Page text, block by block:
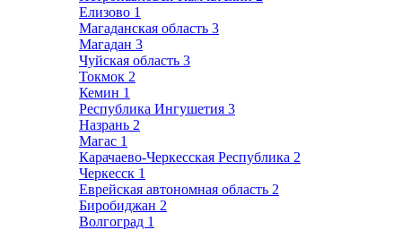
Елизово 1
Магаданская область 3
Магадан 3
Чуйская область 3
Токмок 2
Кемин 1
Республика Ингушетия 3
Назрань 2
Магас 1
Карачаево-Черкесская Республика 2
Черкесск 1
Еврейская автономная область 2
Биробиджан 2
Волгоград 1